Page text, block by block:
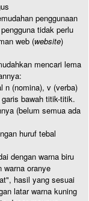
penggunaan
tidak perlu
web (website)
mencari lema
n (nomina), v (verba)
bawah titik-titik.
(belum semua ada
huruf tebal
dengan warna biru
warna oranye
hasil yang sesuai
latar warna kuning